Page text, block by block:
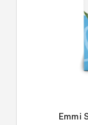
Emmi